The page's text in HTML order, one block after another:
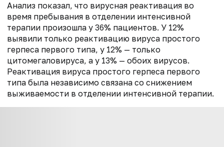
Анализ показал, что вирусная реактивация во
время пребывания в отделении интенсивной
терапии произошла у 36% пациентов. У 12%
выявили только реактивацию вируса простого
герпеса первого типа, у 12% — только
цитомегаловируса, а у 13% — обоих вирусов.
Реактивация вируса простого герпеса первого
типа была независимо связана со снижением
выживаемости в отделении интенсивной терапии.